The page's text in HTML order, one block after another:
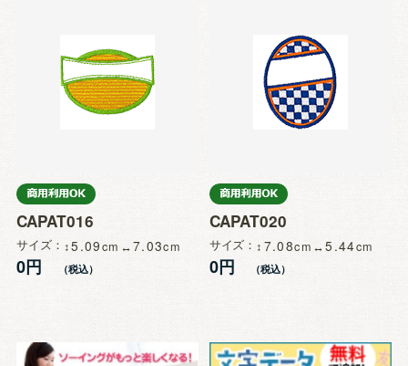
CAPAT016
サイズ 5.09 7.03
0円
CAPAT020
サイズ 7.08 5.44
0円